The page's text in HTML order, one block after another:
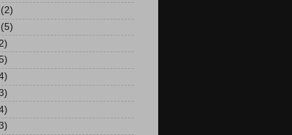
(2)
(5)